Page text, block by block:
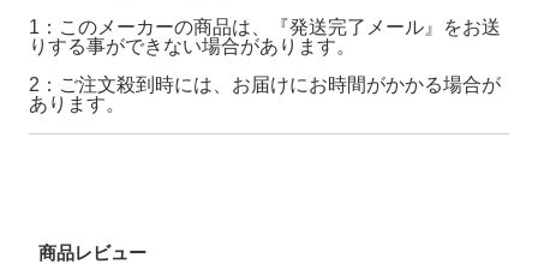
1：このメーカーの商品は、『発送完了メール』をお送
りする事ができない場合があります。
2：ご注文殺到時には、お届けにお時間がかかる場合が
あります。
商品レビュー